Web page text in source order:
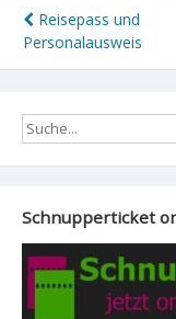
Reisepass und
Personalausweis
Schnupperticket